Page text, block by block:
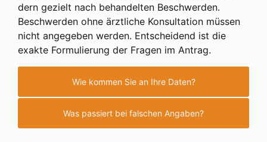
Wie kommen Sie an Ihre Daten?
Was passiert bei falschen Angaben?
dern gezielt nach behan­del­ten Beschwer­den.
Beschwer­den ohne ärzt­li­che Kon­sul­ta­ti­on müs­sen
nicht ange­ge­ben wer­den. Ent­schei­dend ist die
exak­te For­mu­lie­rung der Fra­gen im Antrag.